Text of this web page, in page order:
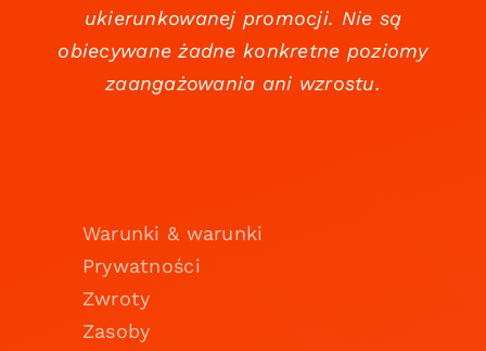
ukierunkowanej promocji. Nie są
obiecywane żadne konkretne poziomy
zaangażowania ani wzrostu.
Warunki & warunki
Prywatności
Zwroty
Zasoby